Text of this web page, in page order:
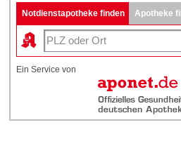
Notdienstapotheke finden Apotheke
Ein Service von